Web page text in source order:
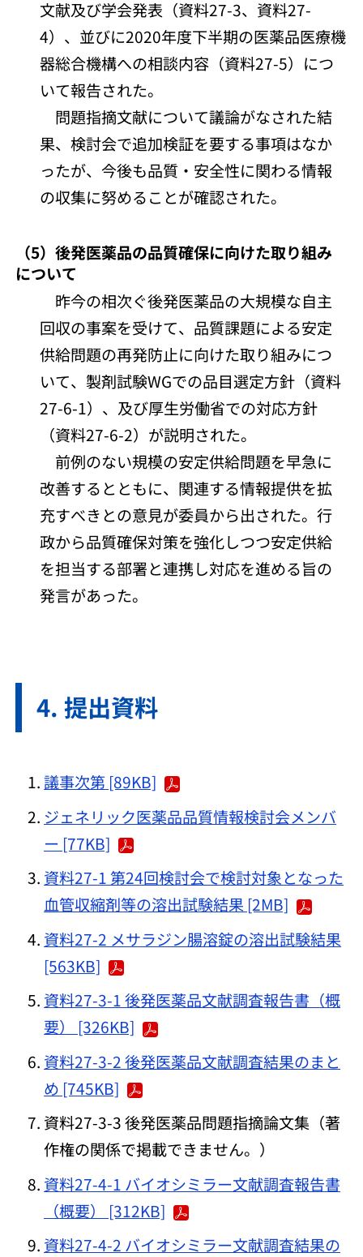
文献及び学会発表（資料27-3、資料27-
4）、並びに2020年度下半期の医薬品医療機
器総合機構への相談内容（資料27-5）につ
いて報告された。
問題指摘文献について議論がなされた結
果、検討会で追加検証を要する事項はなか
ったが、今後も品質・安全性に関わる情報
の収集に努めることが確認された。
（5）後発医薬品の品質確保に向けた取り組み
について
昨今の相次ぐ後発医薬品の大規模な自主
回収の事案を受けて、品質課題による安定
供給問題の再発防止に向けた取り組みにつ
いて、製剤試験WGでの品目選定方針（資料
27-6-1）、及び厚生労働省での対応方針
（資料27-6-2）が説明された。
前例のない規模の安定供給問題を早急に
改善するとともに、関連する情報提供を拡
充すべきとの意見が委員から出された。行
政から品質確保対策を強化しつつ安定供給
を担当する部署と連携し対応を進める旨の
発言があった。
提出資料
議事次第 [89KB]
ジェネリック医薬品品質情報検討会メンバ
ー [77KB]
資料27-1 第24回検討会で検討対象となった
血管収縮剤等の溶出試験結果 [2MB]
資料27-2 メサラジン腸溶錠の溶出試験結果
[563KB]
資料27-3-1 後発医薬品文献調査報告書（概
要） [326KB]
資料27-3-2 後発医薬品文献調査結果のまと
め [745KB]
資料27-3-3 後発医薬品問題指摘論文集（著
作権の関係で掲載できません。）
資料27-4-1 バイオシミラー文献調査報告書
（概要） [312KB]
資料27-4-2 バイオシミラー文献調査結果の